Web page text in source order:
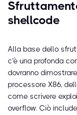
shellcode
Alla base dello
c'è una profonda
dovranno
processore X86,
come scrivere
overflow. Ciò